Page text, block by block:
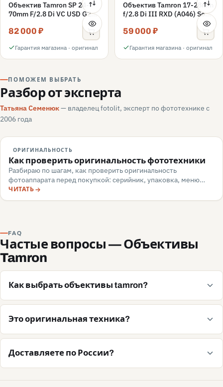
Объектив Tamron SP 24-
70mm F/2.8 Di VC USD G2
82 000 ₽
Гарантия магазина · оригинал
Объектив Tamron 17-28mm
f/2.8 Di III RXD (A046) Sony
59 000 ₽
Гарантия магазина · оригинал
ПОМОЖЕМ ВЫБРАТЬ
Разбор от эксперта
Татьяна Семенюк— владелец fotolit, эксперт по фототехнике с
2006 года
ОРИГИНАЛЬНОСТЬ
Как проверить оригинальность фототехники
Разбираю по шагам, как проверить оригинальность
фотоаппарата перед покупкой: серийник, упаковка, меню
камеры, маркировка, документы — и какие красные флаги
говорят о подделке или сером импорте.
ЧИТАТЬ
FAQ
Частые вопросы — Объективы
Tamron
Как выбрать объективы tamron?
Это оригинальная техника?
Доставляете по России?